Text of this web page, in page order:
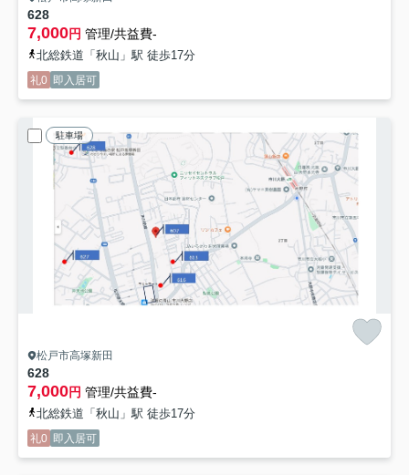
628
7,000円 管理/共益費-
北総鉄道「秋山」駅 徒歩17分
礼0 即入居可
駐車場
松戸市高塚新田
628
7,000円 管理/共益費-
北総鉄道「秋山」駅 徒歩17分
礼0 即入居可